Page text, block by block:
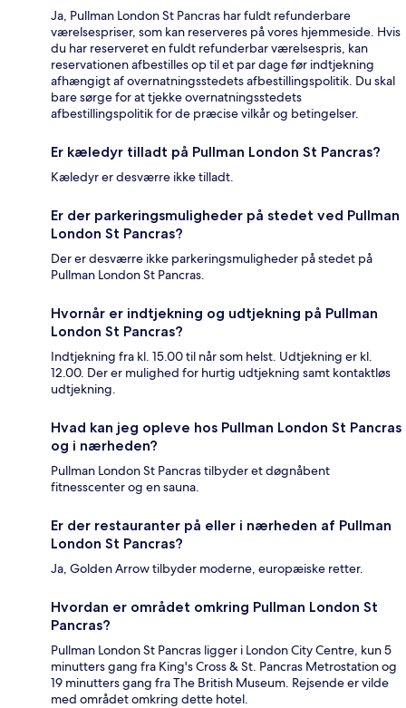
Ja, Pullman London St Pancras har fuldt refunderbare
værelsespriser, som kan reserveres på vores hjemmeside. Hvis
du har reserveret en fuldt refunderbar værelsespris, kan
reservationen afbestilles op til et par dage før indtjekning
afhængigt af overnatningsstedets afbestillingspolitik. Du skal
bare sørge for at tjekke overnatningsstedets
afbestillingspolitik for de præcise vilkår og betingelser.
Er kæledyr tilladt på Pullman London St Pancras?
Kæledyr er desværre ikke tilladt.
Er der parkeringsmuligheder på stedet ved Pullman
London St Pancras?
Der er desværre ikke parkeringsmuligheder på stedet på
Pullman London St Pancras.
Hvornår er indtjekning og udtjekning på Pullman
London St Pancras?
Indtjekning fra kl. 15.00 til når som helst. Udtjekning er kl.
12.00. Der er mulighed for hurtig udtjekning samt kontaktløs
udtjekning.
Hvad kan jeg opleve hos Pullman London St Pancras
og i nærheden?
Pullman London St Pancras tilbyder et døgnåbent
fitnesscenter og en sauna.
Er der restauranter på eller i nærheden af Pullman
London St Pancras?
Ja, Golden Arrow tilbyder moderne, europæiske retter.
Hvordan er området omkring Pullman London St
Pancras?
Pullman London St Pancras ligger i London City Centre, kun 5
minutters gang fra King's Cross & St. Pancras Metrostation og
19 minutters gang fra The British Museum. Rejsende er vilde
med området omkring dette hotel.